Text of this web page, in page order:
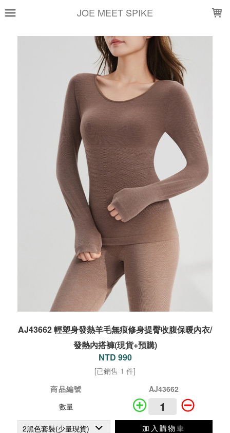
JOE MEET SPIKE
AJ43662 輕塑身發熱羊毛無痕修身提臀收腹保暖內衣/
發熱內搭褲(現貨+預購)
NTD 990
[已銷售 1 件]
商品編號
AJ43662
數量
加入購物車